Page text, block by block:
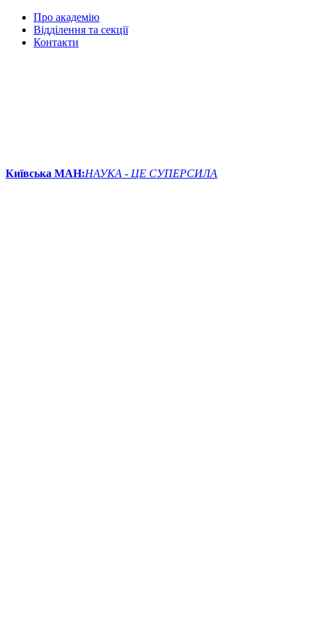
Про академію
Відділення та секції
Контакти
Київська МАН:НАУКА - ЦЕ СУПЕРСИЛА